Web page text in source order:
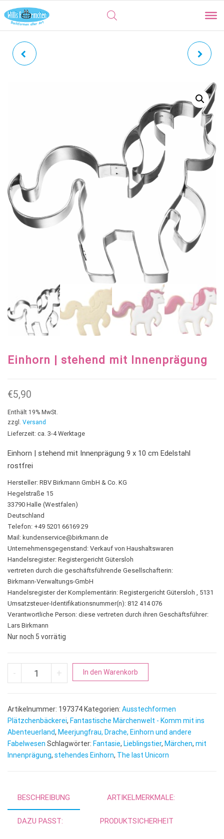
Einhorn | stehend mit Innenprägung
€5,90
Enthält 19% MwSt.
zzgl. Versand
Lieferzeit: ca. 3-4 Werktage
Einhorn | stehend mit Innenprägung 9 x 10 cm Edelstahl
rostfrei
Hersteller: RBV Birkmann GmbH & Co. KG
Hegelstraße 15
33790 Halle (Westfalen)
Deutschland
Telefon: +49 5201 66169 29
Mail: kundenservice@birkmann.de
Unternehmensgegenstand: Verkauf von Haushaltswaren
Handelsregister: Registergericht Gütersloh
vertreten durch die geschäftsführende Gesellschafterin:
Birkmann-Verwaltungs-GmbH
Handelsregister der Komplementärin: Registergericht Gütersloh , 5131
Umsatzsteuer-Identifikationsnummer(n): 812 414 076
Verantwortliche Person: diese vertreten durch ihren Geschäftsführer:
Lars Birkmann
Nur noch 5 vorrätig
- Einhorn | stehend mit Innenprägung Menge
+ In den Warenkorb
e
r
n
a
t
e
Artikelnummer: 197374 Kategorien: Ausstechformen
Plätzchenbäckerei, Fantastische Märchenwelt - Komm mit ins
Abenteuerland, Meerjungfrau, Drache, Einhorn und andere
Fabelwesen Schlagwörter: Fantasie, Lieblingstier, Märchen, mit
Innenprägung, stehendes Einhorn, The last Unicorn
BESCHREIBUNG ARTIKELMERKMALE:
DAZU PASST: PRODUKTSICHERHEIT